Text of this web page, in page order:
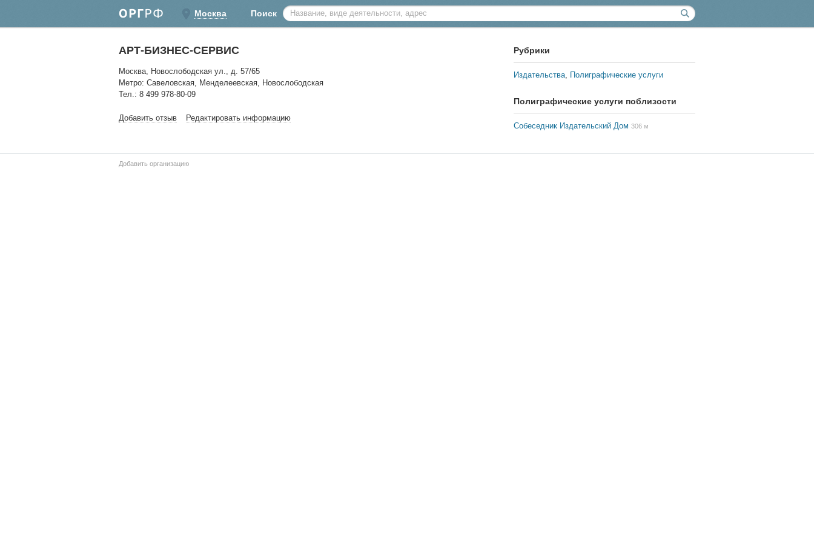
Москва Поиск
АРТ-БИЗНЕС-СЕРВИС
Москва, Новослободская ул., д. 57/65
Метро: Савеловская, Менделеевская, Новослободская
Тел.: 8 499 978-80-09
Добавить отзыв Редактировать информацию
Рубрики
Издательства, Полиграфические услуги
Полиграфические услуги поблизости
Собеседник Издательский Дом 306 м
Добавить организацию